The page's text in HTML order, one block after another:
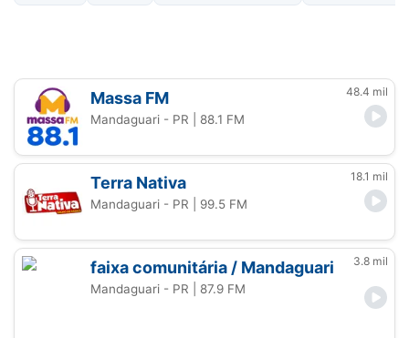
Massa FM 48.4 mil
Mandaguari - PR | 88.1 FM
Terra Nativa 18.1 mil
Mandaguari - PR | 99.5 FM
faixa comunitária / Mandaguari 3.8 mil
Mandaguari - PR | 87.9 FM